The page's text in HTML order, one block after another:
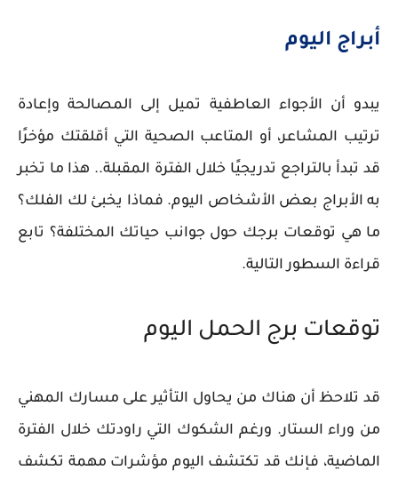
أبراج اليوم
يبدو أن الأجواء العاطفية تميل إلى المصالحة وإعادة
ترتيب المشاعر، أو المتاعب الصحية التي أقلقتك مؤخرًا
قد تبدأ بالتراجع تدريجيًا خلال الفترة المقبلة.. هذا ما تخبر
به الأبراج بعض الأشخاص اليوم. فماذا يخبئ لك الفلك؟
ما هي توقعات برجك حول جوانب حياتك المختلفة؟ تابع
قراءة السطور التالية.
توقعات برج الحمل اليوم
قد تلاحظ أن هناك من يحاول التأثير على مسارك المهني
من وراء الستار. ورغم الشكوك التي راودتك خلال الفترة
الماضية، فإنك قد تكتشف اليوم مؤشرات مهمة تكشف